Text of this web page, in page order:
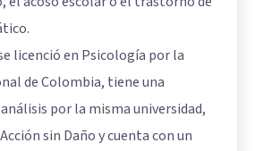
licenció en Psicología por la
de Colombia, tiene una
por la misma universidad,
sin Daño y cuenta con un